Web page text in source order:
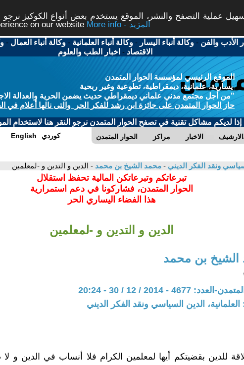
عملية التصفح والنشر، الموقع يستخدم بعض أنواع الكوكيز
on our website
More info - المزيد
الأدب والفن -وكالة أنباء اليسار -وكالة أنباء العلمانية -وكالة أنباء العمال -
الاقتصاد - اخبار الطب والعلوم
الموقع الرئيسي لمؤسسة الحوار المتمدن
يسارية، علمانية، ديمقراطية، تطوعية وغير ربحية
"من أجل مجتمع مدني علماني ديمقراطي حديث يضمن الحرية والعدالة
حاز الحوار المتمدن على جائزة ابن رشد للفكر الحر والتى نالها أعلام في
إذا لديكم مشاكل تقنية في تصفح الحوار المتمدن نرجو النقر هنا لاستخدام
الحوار المتمدن مراكز الاخبار English كوردي
ونقد الفكر الديني - محمد الشيخ بن محمد - الدين و التدين و -لمعلمين
تبرعاتكم وتبرعاتكن المالية تحفظ استقلال
الحوار المتمدن، فشاركونا في دعم استمرارية
هذا الفضاء اليساري الحر
الدين و التدين و -لمعلمين
الشيخ بن محمد
4677 - 2014 / 12 / 30 - 20:24
العلمانية، الدين السياسي ونقد الفكر الديني
للدين بقضيتكم أيها لمعلمين الكرام فلا أنساب في الدين و لا